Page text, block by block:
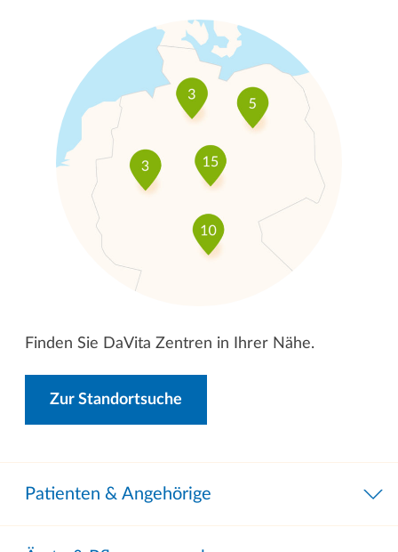
Finden Sie DaVita Zentren in Ihrer Nähe.
Zur Standortsuche
Patienten & Angehörige